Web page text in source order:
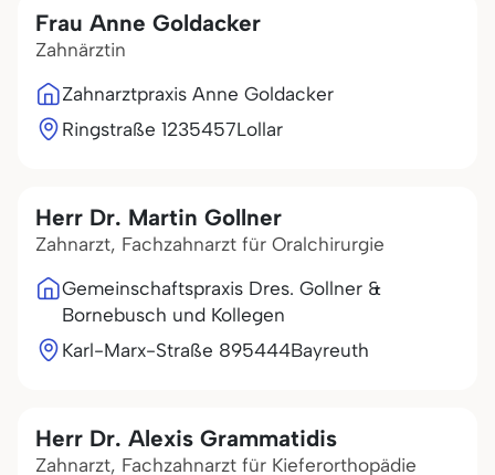
Frau Anne Goldacker
Zahnärztin
Zahnarztpraxis Anne Goldacker
Ringstraße 1235457Lollar
Herr Dr. Martin Gollner
Zahnarzt, Fachzahnarzt für Oralchirurgie
Gemeinschaftspraxis Dres. Gollner &
Bornebusch und Kollegen
Karl-Marx-Straße 895444Bayreuth
Herr Dr. Alexis Grammatidis
Zahnarzt, Fachzahnarzt für Kieferorthopädie